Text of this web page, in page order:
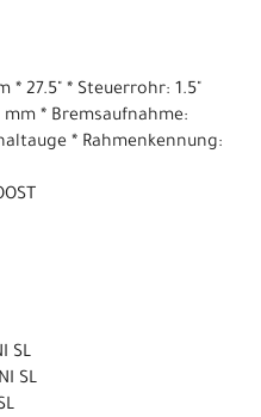
* 27.5" * Steuerrohr: 1.5"
* Bremsaufnahme:
* Rahmenkennung:
SL
SL